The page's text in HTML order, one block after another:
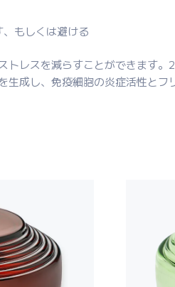
もしくは避ける
トレスを減らすことができます
生成し、免疫細胞の炎症活性と